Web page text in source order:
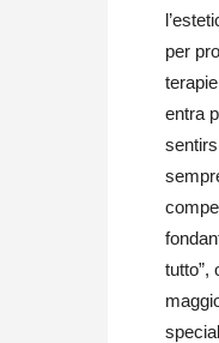
per
entra
tutto”,